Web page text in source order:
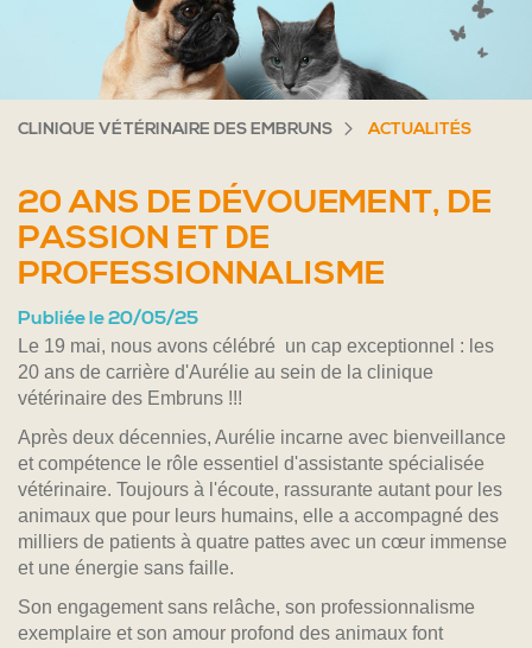
CLINIQUE VÉTÉRINAIRE DES EMBRUNS ACTUALITÉS
20 ANS DE DÉVOUEMENT, DE
PASSION ET DE
PROFESSIONNALISME
Publiée le 20/05/25
Le 19 mai, nous avons célébré un cap exceptionnel : les
20 ans de carrière d'Aurélie au sein de la clinique
vétérinaire des Embruns !!!
Après deux décennies, Aurélie incarne avec bienveillance
et compétence le rôle essentiel d'assistante spécialisée
vétérinaire. Toujours à l'écoute, rassurante autant pour les
animaux que pour leurs humains, elle a accompagné des
milliers de patients à quatre pattes avec un cœur immense
et une énergie sans faille.
Son engagement sans relâche, son professionnalisme
exemplaire et son amour profond des animaux font